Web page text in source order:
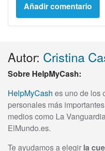
Autor: Cristina
Sobre HelpMyCash:
HelpMyCash es uno de los
personales más
medios como La
ElMundo.es.
Te ayudamos a elegir la